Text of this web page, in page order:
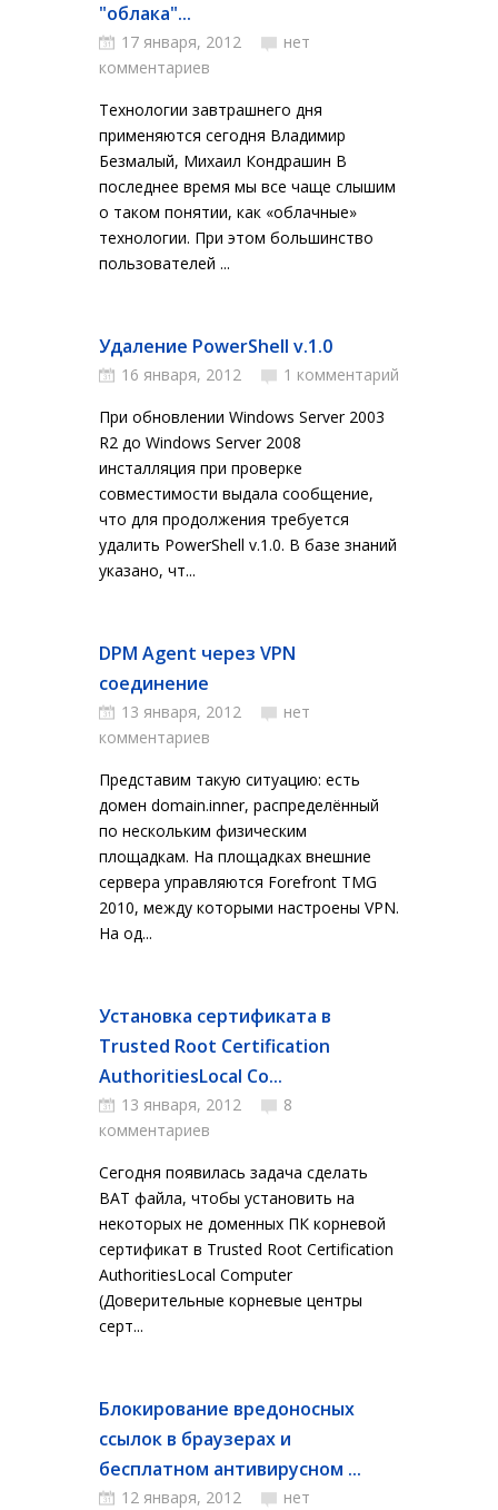
"облака"...
17 января, 2012
нет
комментариев
Технологии завтрашнего дня
применяются сегодня Владимир
Безмалый, Михаил Кондрашин В
последнее время мы все чаще слышим
о таком понятии, как «облачные»
технологии. При этом большинство
пользователей ...
Удаление PowerShell v.1.0
16 января, 2012
1 комментарий
При обновлении Windows Server 2003
R2 до Windows Server 2008
инсталляция при проверке
совместимости выдала сообщение,
что для продолжения требуется
удалить PowerShell v.1.0. В базе знаний
указано, чт...
DPM Agent через VPN
соединение
13 января, 2012
нет
комментариев
Представим такую ситуацию: есть
домен domain.inner, распределённый
по нескольким физическим
площадкам. На площадках внешние
сервера управляются Forefront TMG
2010, между которыми настроены VPN.
На од...
Установка сертификата в
Trusted Root Certification
AuthoritiesLocal Co...
13 января, 2012
8
комментариев
Сегодня появилась задача сделать
BAT файла, чтобы установить на
некоторых не доменных ПК корневой
сертификат в Trusted Root Certification
AuthoritiesLocal Computer
(Доверительные корневые центры
серт...
Блокирование вредоносных
ссылок в браузерах и
бесплатном антивирусном ...
12 января, 2012 нет